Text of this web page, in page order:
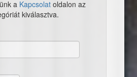
a Kapcsolat oldalon az
kiválasztva.